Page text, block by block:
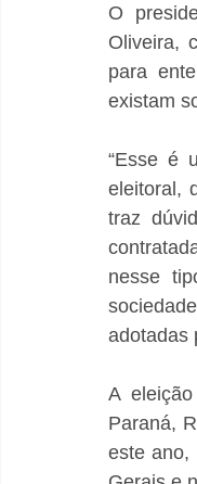
O
Oliveira,
para
existam
“Esse é
eleitoral,
traz
nesse
adotadas
A
Paraná,
este ano,